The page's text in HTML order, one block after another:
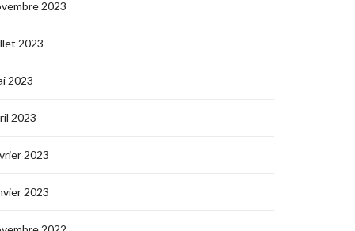
2023
2023
2023
2023
2023
2023